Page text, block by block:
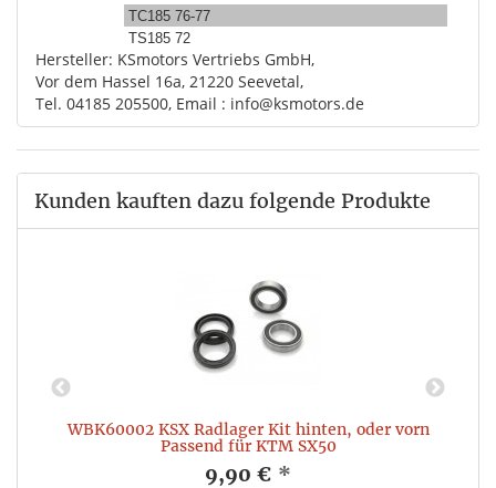
TC185 76-77
TS185 72
Hersteller: KSmotors Vertriebs GmbH,
Vor dem Hassel 16a, 21220 Seevetal,
Tel. 04185 205500, Email : info@ksmotors.de
Kunden kauften dazu folgende Produkte
WBK60002 KSX Radlager Kit hinten, oder vorn
Passend für KTM SX50
9,90 € *